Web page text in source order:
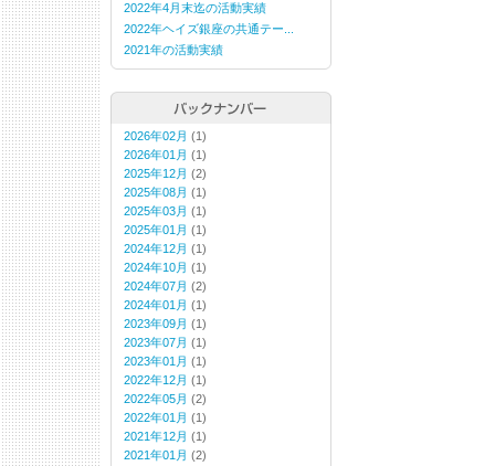
2022年4月末迄の活動実績
2022年ヘイズ銀座の共通テー...
2021年の活動実績
2026年02月 (1)
2026年01月 (1)
2025年12月 (2)
2025年08月 (1)
2025年03月 (1)
2025年01月 (1)
2024年12月 (1)
2024年10月 (1)
2024年07月 (2)
2024年01月 (1)
2023年09月 (1)
2023年07月 (1)
2023年01月 (1)
2022年12月 (1)
2022年05月 (2)
2022年01月 (1)
2021年12月 (1)
2021年01月 (2)